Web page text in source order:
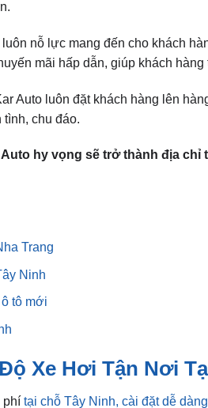
nỗ lực mang đến cho khách
mãi hấp dẫn, giúp khách hàng
Auto luôn đặt khách hàng lên
tình, chu đáo.
hy vọng sẽ trở thành địa
Trang
Ninh
tô mới
Xe Hơi Tận Nơi
phí tại chỗ Tây Ninh, cài đặt dễ